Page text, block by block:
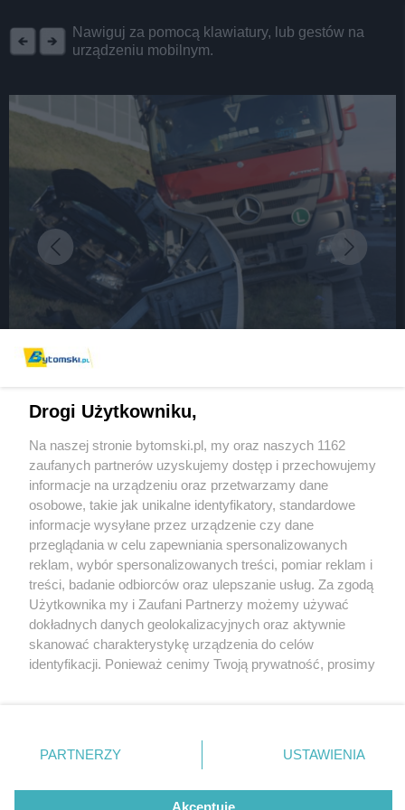
Nawiguj za pomocą klawiatury, lub gestów na
urządzeniu mobilnym.
i VIDEO]
4 / 5
Byt 39 317189
Wydawca mediów lokalnych
Nie zapomnij
zapoznać się z:
polityką prywatności regulamin korzystania z portali
Twojemiasto
Piekary Śląskie
Chorzów
Tarnowskie Góry
Gliwice
Skontakuj sięz nami
Kontakt
Wydawca
Pogoda
Drogi Użytkowniku,
Na naszej stronie bytomski.pl, my oraz naszych 1162
zaufanych partnerów uzyskujemy dostęp i przechowujemy
informacje na urządzeniu oraz przetwarzamy dane
osobowe, takie jak unikalne identyfikatory, standardowe
informacje wysyłane przez urządzenie czy dane
przeglądania w celu zapewniania spersonalizowanych
reklam, wybór spersonalizowanych treści, pomiar reklam i
treści, badanie odbiorców oraz ulepszanie usług. Za zgodą
Użytkownika my i Zaufani Partnerzy możemy używać
dokładnych danych geolokalizacyjnych oraz aktywnie
skanować charakterystykę urządzenia do celów
identyfikacji. Ponieważ cenimy Twoją prywatność, prosimy
prywatności znajdujący się w lewym dolnym rogu strony
. Niektóre rodzaje przetwarzania danych nie wymagają
zgody użytkownika, ale masz prawo sprzeciwić się
takiemu przetwarzaniu. Preferencje będą miały
PARTNERZY USTAWIENIA
Akceptuję